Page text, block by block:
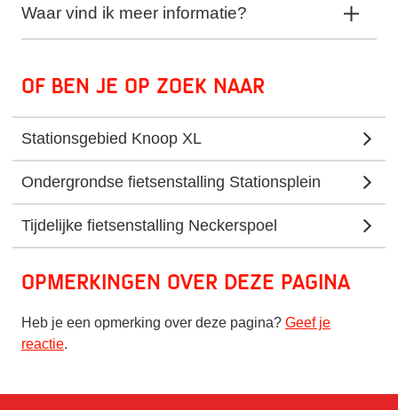
Waar vind ik meer informatie?
Of ben je op zoek naar
Stationsgebied Knoop XL
Ondergrondse fietsenstalling Stationsplein
Tijdelijke fietsenstalling Neckerspoel
Opmerkingen over deze pagina
Heb je een opmerking over deze pagina? Geef je
reactie.